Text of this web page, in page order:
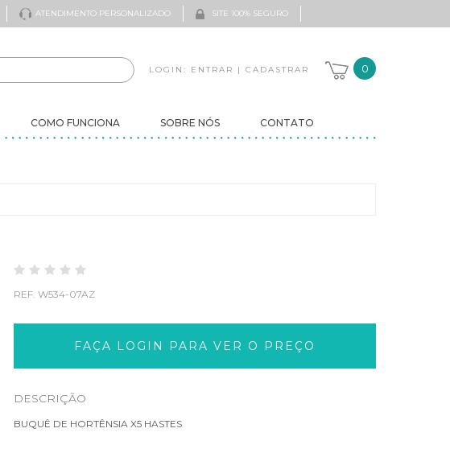
ATENDIMENTO PERSONALIZADO SITE 100% SEGURO
0
LOGIN: ENTRAR | CADASTRAR
COMO FUNCIONA SOBRE NÓS CONTATO
REF. W534-07AZ
DESCRIÇÃO
BUQUÊ DE HORTÊNSIA X5 HASTES